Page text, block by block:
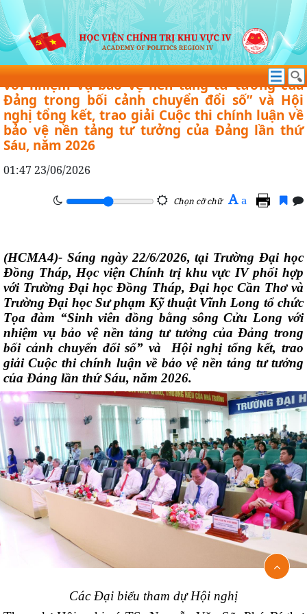
THÔNG TIN HOẠT ĐỘNG
Tọa đàm “Sinh viên đồng bằng sông Cửu Long
với nhiệm vụ bảo vệ nền tảng tư tưởng của
Đảng trong bối cảnh chuyển đổi số” và Hội
nghị tổng kết, trao giải Cuộc thi chính luận về
bảo vệ nền tảng tư tưởng của Đảng lần thứ
Sáu, năm 2026
01:47 23/06/2026
Chọn cỡ chữ A a
(HCMA4)- Sáng ngày 22/6/2026, tại Trường Đại học
Đồng Tháp, Học viện Chính trị khu vực IV phối hợp
với Trường Đại học Đồng Tháp, Đại học Cần Thơ và
Trường Đại học Sư phạm Kỹ thuật Vĩnh Long tổ chức
Tọa đàm “Sinh viên đồng bằng sông Cửu Long với
nhiệm vụ bảo vệ nền tảng tư tưởng của Đảng trong
bối cảnh chuyển đổi số” và Hội nghị tổng kết, trao
giải Cuộc thi chính luận về bảo vệ nền tảng tư tưởng
của Đảng lần thứ Sáu, năm 2026.
Các Đại biểu tham dự Hội nghị